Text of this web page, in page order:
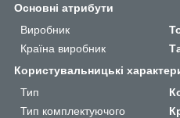
Основні атрибути
Виробник
Країна виробник
Користувальницькі
Тип
Тип комплектуючого